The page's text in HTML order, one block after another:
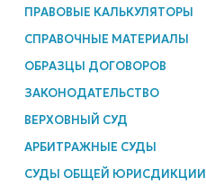
ПРАВОВЫЕ КАЛЬКУЛЯТОРЫ
СПРАВОЧНЫЕ МАТЕРИАЛЫ
ОБРАЗЦЫ ДОГОВОРОВ
ЗАКОНОДАТЕЛЬСТВО
ВЕРХОВНЫЙ СУД
АРБИТРАЖНЫЕ СУДЫ
СУДЫ ОБЩЕЙ ЮРИСДИКЦИИ